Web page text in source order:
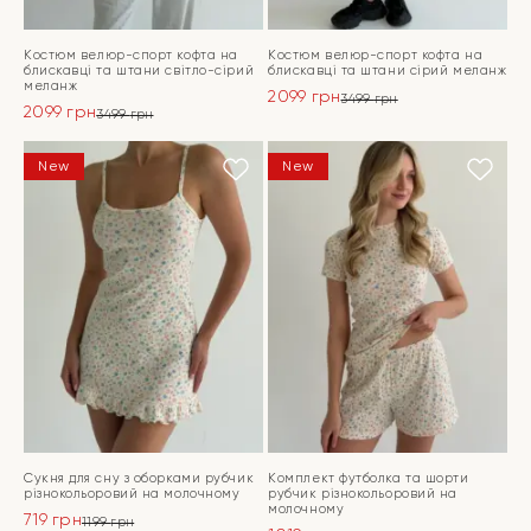
Костюм велюр-спорт кофта на
блискавці та штани світло-сірий
меланж
3499грн
ціна:
3499 грн.
2099 грн
ціна:
2099 грн.
ПЕРЕЙТИ
Костюм велюр-спорт кофта на
блискавці та штани сірий меланж
3499грн
3499 грн.
2099 грн
2099 грн.
ПЕРЕЙТИ
New
Сукня для сну з оборками рубчик
різнокольоровий на молочному
1199грн
719 грн
New
Комплект футболка та шорти
рубчик різнокольоровий на
молочному